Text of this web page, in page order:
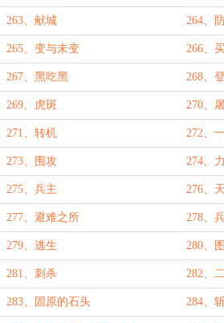
263、献城 264、
265、变与未变 266、
267、黑吃黑 268、
269、虎斑 270、
271、转机 272、
273、围攻 274、
275、兵主 276、
277、避难之所 278、
279、逃生 280、
281、刺杀 282、
283、固原的石头 284、